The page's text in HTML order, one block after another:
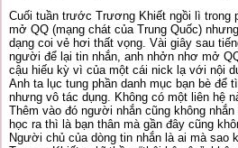
Cuối tuần trước Trương Khiết ngồi lì trong
mở QQ (mạng chát của Trung Quốc)
dạng coi vẻ hơi thất vọng. Vài giây sau
người để lại tin nhắn, anh nhởn nhơ mở
cậu hiếu kỳ vì của một cái nick lạ với nội
Anh ta lục tung phần danh mục bạn bè để
nhưng vô tác dụng. Không có một liên hệ
Thêm vào đó người nhắn cũng không
học ra thì là bạn thân mà gần đây cũng
Người chủ của dòng tin nhắn là ai mà sao